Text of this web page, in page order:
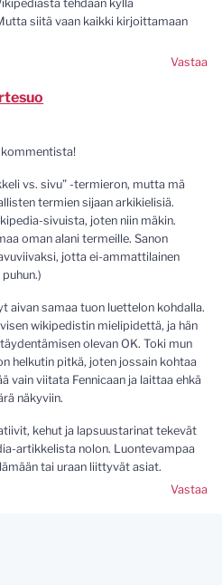
tehdään kyllä
siitä vaan kaikki kirjoittamaan
Vastaa
vs. sivu” -termieron, mutta mä
termien sijaan arkikielisiä.
sivuista, joten niin mäkin.
oman alani termeille. Sanon
jotta ei-ammattilainen
aivan samaa tuon luettelon kohdalla.
wikipedistin mielipidettä, ja hän
olevan OK. Toki mun
helkutin pitkä, joten jossain kohtaa
vain viitata Fennicaan ja laittaa ehkä
näkyviin.
kehut ja lapsuustarinat tekevät
artikkelista nolon. Luontevampaa
tai uraan liittyvät asiat.
Vastaa